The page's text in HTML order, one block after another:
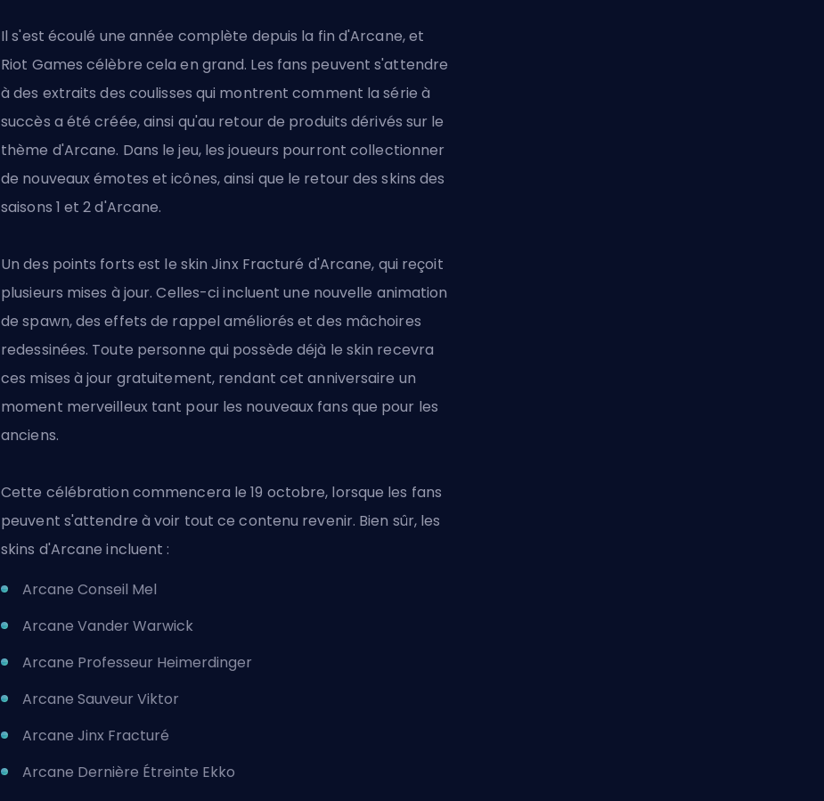
Il s'est écoulé une année complète depuis la fin d'Arcane, et
Riot Games célèbre cela en grand. Les fans peuvent s'attendre
à des extraits des coulisses qui montrent comment la série à
succès a été créée, ainsi qu'au retour de produits dérivés sur le
thème d'Arcane. Dans le jeu, les joueurs pourront collectionner
de nouveaux émotes et icônes, ainsi que le retour des skins des
saisons 1 et 2 d'Arcane.
Un des points forts est le skin Jinx Fracturé d'Arcane, qui reçoit
plusieurs mises à jour. Celles-ci incluent une nouvelle animation
de spawn, des effets de rappel améliorés et des mâchoires
redessinées. Toute personne qui possède déjà le skin recevra
ces mises à jour gratuitement, rendant cet anniversaire un
moment merveilleux tant pour les nouveaux fans que pour les
anciens.
Cette célébration commencera le 19 octobre, lorsque les fans
peuvent s'attendre à voir tout ce contenu revenir. Bien sûr, les
skins d'Arcane incluent :
Arcane Conseil Mel
Arcane Vander Warwick
Arcane Professeur Heimerdinger
Arcane Sauveur Viktor
Arcane Jinx Fracturé
Arcane Dernière Étreinte Ekko